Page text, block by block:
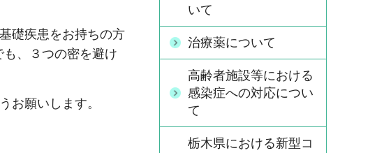
礎疾患をお持ちの方
、３つの密を避け
お願いします。
いて
治療薬について
高齢者施設等における
感染症への対応につい
て
栃木県における新型コ